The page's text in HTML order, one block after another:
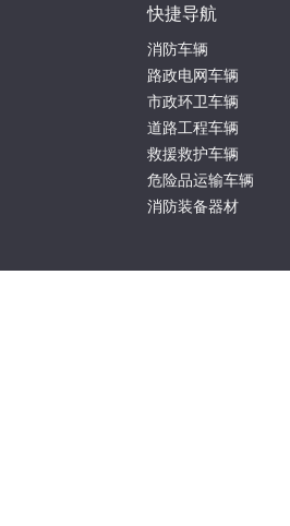
快捷导航
消防车辆
路政电网车辆
市政环卫车辆
道路工程车辆
救援救护车辆
危险品运输车辆
消防装备器材